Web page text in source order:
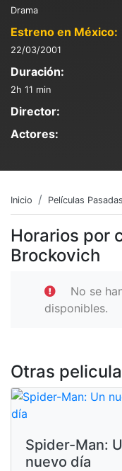
Drama
Estreno en México:
22/03/2001
Duración:
2h 11 min
Director:
Actores:
Inicio Películas Pasadas
Horarios por
Brockovich
No se
disponibles.
Otras
Spider-Man:
nuevo día